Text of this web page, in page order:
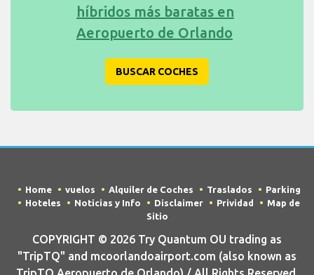
híbridos más baratas en
Aeropuerto de Orlando
BUSCAR COCHES
Home vuelos Alquiler de Coches Traslados
Parking
Hoteles
Noticias y Info Disclaimer Prividad
Map de
Sitio
COPYRIGHT © 2026 Try Quantum OU trading as
"TripTQ" and mcoorlandoairport.com (also known as